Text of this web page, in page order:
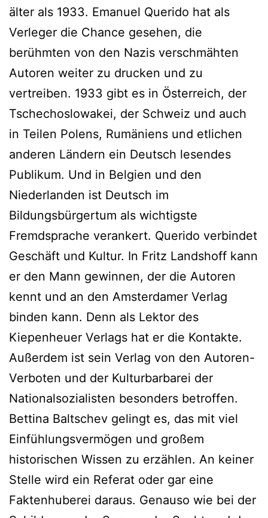
älter als 1933. Emanuel Querido hat als
Verleger die Chance gesehen, die
berühmten von den Nazis verschmähten
Autoren weiter zu drucken und zu
vertreiben. 1933 gibt es in Österreich, der
Tschechoslowakei, der Schweiz und auch
in Teilen Polens, Rumäniens und etlichen
anderen Ländern ein Deutsch lesendes
Publikum. Und in Belgien und den
Niederlanden ist Deutsch im
Bildungsbürgertum als wichtigste
Fremdsprache verankert. Querido verbindet
Geschäft und Kultur. In Fritz Landshoff kann
er den Mann gewinnen, der die Autoren
kennt und an den Amsterdamer Verlag
binden kann. Denn als Lektor des
Kiepenheuer Verlags hat er die Kontakte.
Außerdem ist sein Verlag von den Autoren-
Verboten und der Kulturbarbarei der
Nationalsozialisten besonders betroffen.
Bettina Baltschev gelingt es, das mit viel
Einfühlungsvermögen und großem
historischen Wissen zu erzählen. An keiner
Stelle wird ein Referat oder gar eine
Faktenhuberei daraus. Genauso wie bei der